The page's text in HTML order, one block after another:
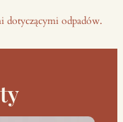
dotyczącymi odpadów.